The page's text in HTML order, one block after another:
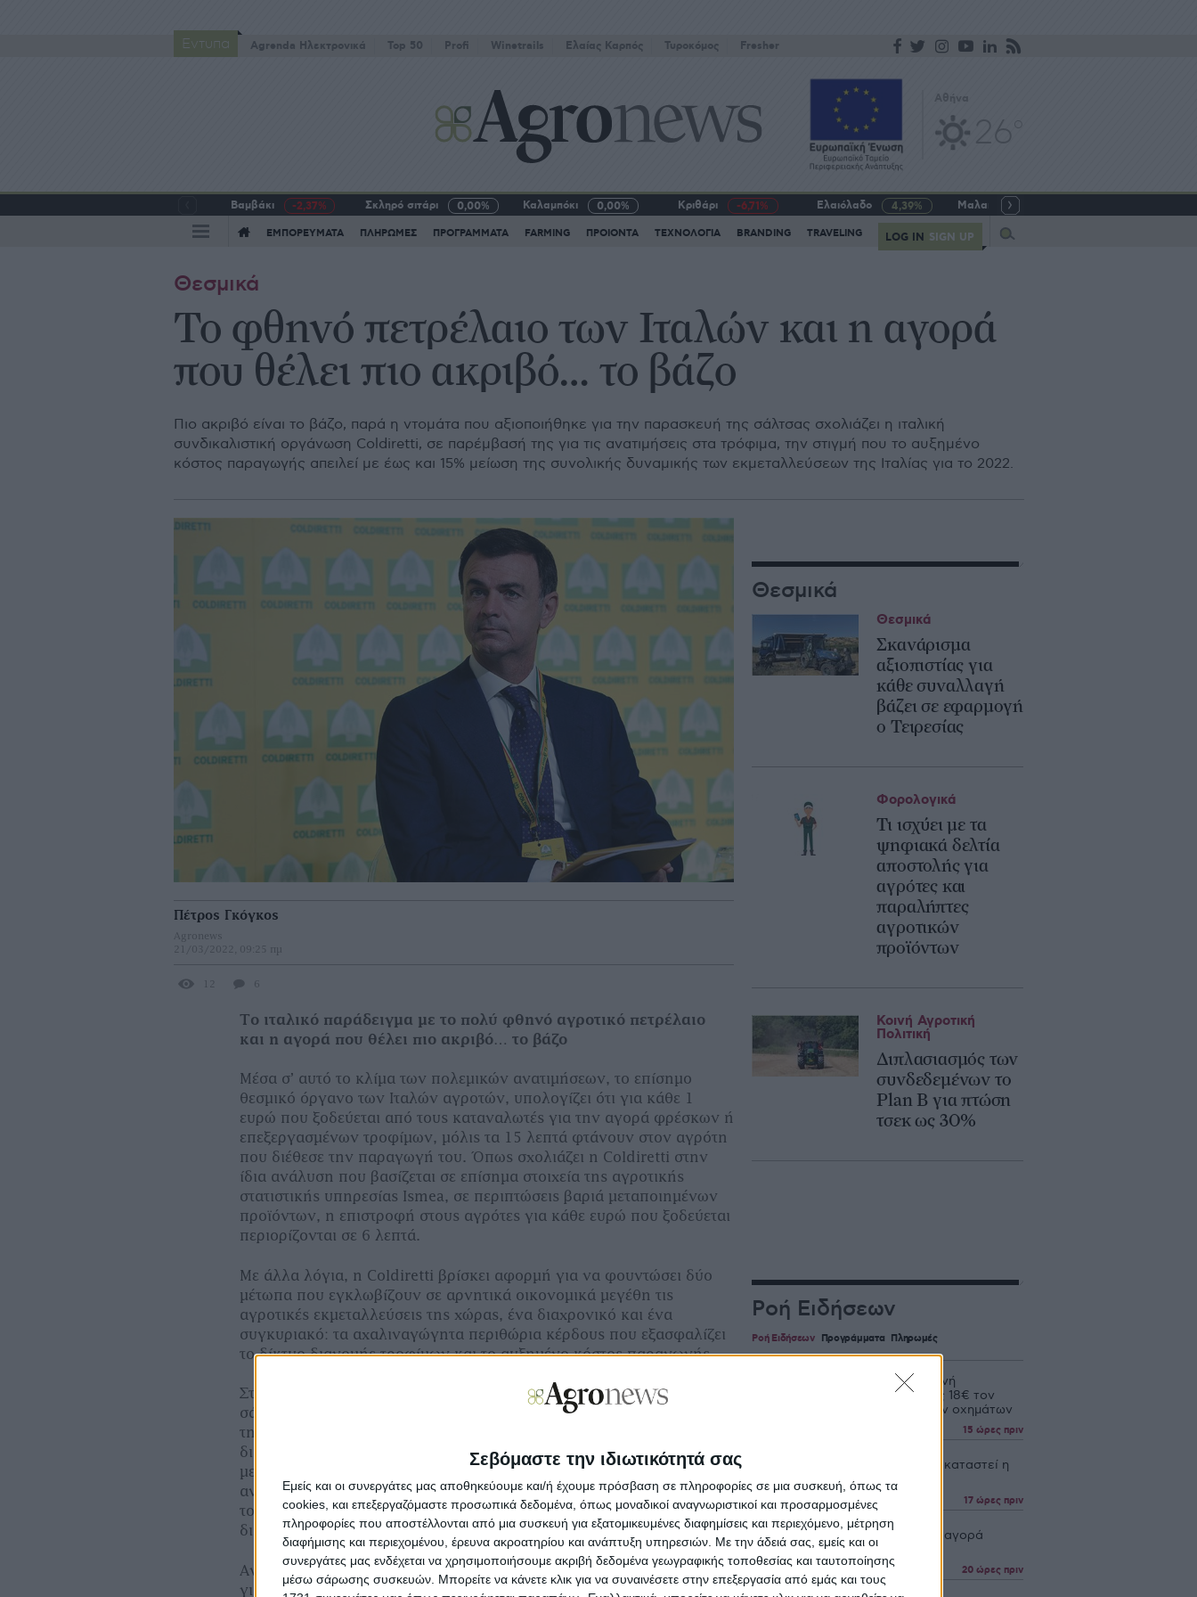
Σεβόμαστε την ιδιωτικότητά σας
Εμείς και οι συνεργάτες μας αποθηκεύουμε και/ή έχουμε πρόσβαση σε πληροφορίες σε μια συσκευή, όπως τα
cookies, και επεξεργαζόμαστε προσωπικά δεδομένα, όπως μοναδικοί αναγνωριστικοί και προσαρμοσμένες
πληροφορίες που αποστέλλονται από μια συσκευή για εξατομικευμένες διαφημίσεις και περιεχόμενο, μέτρηση
διαφήμισης και περιεχομένου, έρευνα ακροατηρίου και ανάπτυξη υπηρεσιών. Με την άδειά σας, εμείς και οι
συνεργάτες μας ενδέχεται να χρησιμοποιήσουμε ακριβή δεδομένα γεωγραφικής τοποθεσίας και ταυτοποίησης
μέσω σάρωσης συσκευών. Μπορείτε να κάνετε κλικ για να συναινέσετε στην επεξεργασία από εμάς και τους
Έντυπα Agrenda Ηλεκτρονικά Top 50 Profi Winetrails Eλαίας Καρπός Τυροκόμος Fresher
Βαμβάκι -2,37% Σκληρό σιτάρι 0,00% Καλαμπόκι 0,00% Κριθάρι -6,71% Ελαιόλαδο 4,39% Μαλακό σιτάρι
ΕΜΠΟΡΕΥΜΑΤΑ ΠΛΗΡΩΜΕΣ ΠΡΟΓΡΑΜΜΑΤΑ FARMING ΠΡΟΙΟΝΤΑ ΤΕΧΝΟΛΟΓΙΑ BRANDING TRAVELING LOG IN SIGN UP
Θεσμικά
Το φθηνό πετρέλαιο των Ιταλών και η αγορά
που θέλει πιο ακριβό… το βάζο
Πιο ακριβό είναι το βάζο, παρά η ντοµάτα που αξιοποιήθηκε για την παρασκευή της σάλτσας σχολιάζει η ιταλική
συνδικαλιστική οργάνωση Coldiretti, σε παρέµβασή της για τις ανατιµήσεις στα τρόφιµα, την στιγµή που το αυξηµένο
κόστος παραγωγής απειλεί µε έως και 15% µείωση της συνολικής δυναµικής των εκµεταλλεύσεων της Ιταλίας για το 2022.
Πέτρος Γκόγκος
Agronews
21/03/2022, 09:25 πμ
12 6
Το ιταλικό παράδειγμα με το πολύ φθηνό αγροτικό πετρέλαιο
και η αγορά που θέλει πιο ακριβό… το βάζο
Μέσα σ’ αυτό το κλίµα των πολεµικών ανατιµήσεων, το επίσηµο
θεσµικό όργανο των Ιταλών αγροτών, υπολογίζει ότι για κάθε 1
ευρώ που ξοδεύεται από τους καταναλωτές για την αγορά φρέσκων ή
επεξεργασµένων τροφίµων, µόλις τα 15 λεπτά φτάνουν στον αγρότη
που διέθεσε την παραγωγή του. Όπως σχολιάζει η Coldiretti στην
ίδια ανάλυση που βασίζεται σε επίσηµα στοιχεία της αγροτικής
στατιστικής υπηρεσίας Ismea, σε περιπτώσεις βαριά µεταποιηµένων
προϊόντων, η επιστροφή στους αγρότες για κάθε ευρώ που ξοδεύεται
περιορίζονται σε 6 λεπτά.
Με άλλα λόγια, η Coldiretti βρίσκει αφορµή για να φουντώσει δύο
µέτωπα που εγκλωβίζουν σε αρνητικά οικονοµικά µεγέθη τις
αγροτικές εκµεταλλεύσεις της χώρας, ένα διαχρονικό και ένα
συγκυριακό: τα αχαλιναγώγητα περιθώρια κέρδους που εξασφαλίζει
το δίκτυο διανοµής τροφίµων και το αυξηµένο κόστος παραγωγής.
Στο συγκεκριµένο παράδειγµα µιας γυάλινης συσκευασίας 700ml µε
σάλτσα ντοµάτας, που έχει µέση τιµή στο ράφι τα 1,30 ευρώ, το 53%
της αξίας αυτής καλύπτεται από τα περιθώρια κέρδους της αλυσίδας
διανοµής και της λιανικής. Το 18% αφορά τα καθαρά έξοδα της
µεταποίησης, το 10% είναι το κόστος της φιάλης, µόλις το 8% είναι η
αναγνωρισµένη αξία για τις ντοµάτες, το 6% αφορά στα µεταφορικά,
το 3% στις ετικέτες και το καπάκι της φιάλης και το 2% σε
διαφηµιστικά έξοδα.
Αναφορικά µε το κόστος παραγωγής, όσο οι µηχανές ζεσταίνονται
για τις εαρινές σπορές και φροντίδες, εκφράζονται ανησυχίες από
Θεσμικά
Σκανάρισμα
αξιοπιστίας για
κάθε συναλλαγή
βάζει σε εφαρμογή
ο Τειρεσίας
Θεσμικά
Τι ισχύει με τα
ψηφιακά δελτία
αποστολής για
αγρότες και
παραλήπτες
αγροτικών
προϊόντων
Φορολογικά
Διπλασιασμός των
συνδεδεμένων το
Plan B για πτώση
τσεκ ως 30%
Κοινή Αγροτική
Πολιτική
Ροή Ειδήσεων
Ροή Ειδήσεων Προγράμματα Πληρωμές
ΔΕΗ blue - Visa: Νέα καλοκαιρινή
προσφορά με επιβράβευση έως 18€ τον
μήνα για τη φόρτιση ηλεκτρικών οχημάτων
15 ώρες πριν
Αγροτική υπερδύναμη θέλει να καταστεί η
Κίνα μέσω σιτηρών
17 ώρες πριν
Καλοκαιρινή στασιμότητα στην αγορά
σκληρού σίτου
20 ώρες πριν